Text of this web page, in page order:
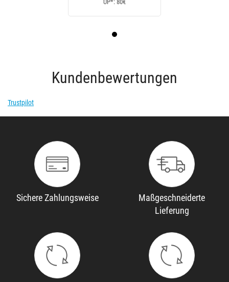
UP*: 80€
Kundenbewertungen
Trustpilot
Sichere Zahlungsweise
Maßgeschneiderte
Lieferung